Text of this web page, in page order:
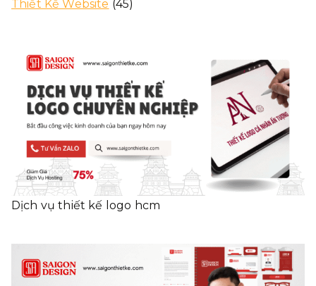
Thiết Kế Website (45)
Dịch vụ thiết kế logo hcm